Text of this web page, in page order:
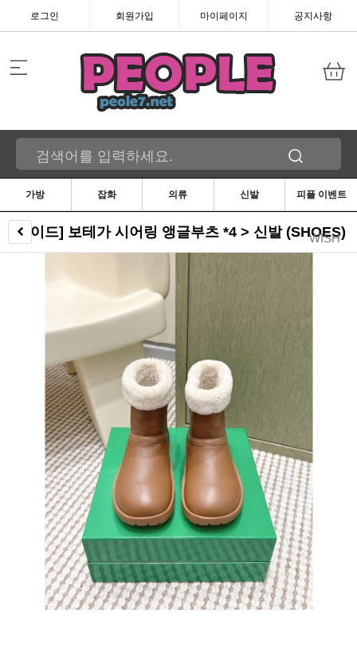
로그인 회원가입 마이페이지 공지사항
가방 잡화 의류 신발 피플 이벤트
[제이드] 보테가 시어링 앵글부츠 *4 > 신발 (SHOES)
WISH